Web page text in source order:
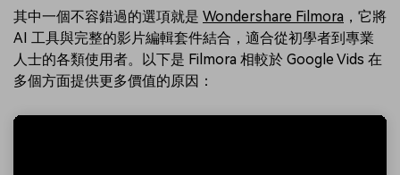
其中一個不容錯過的選項就是 Wondershare Filmora ，它將
AI 工具與完整的影片編輯套件結合，適合從初學者到專業
人士的各類使用者。以下是 Filmora 相較於 Google Vids 在
多個方面提供更多價值的原因：